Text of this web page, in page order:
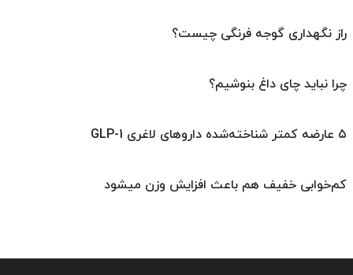
راز نگهداری گوجه فرنگی چیست؟
چرا نباید چای داغ بنوشیم؟
۵ عارضه کمتر شناخته‌شده داروهای لاغری GLP-1
کم‌خوابی خفیف هم باعث افزایش وزن میشود